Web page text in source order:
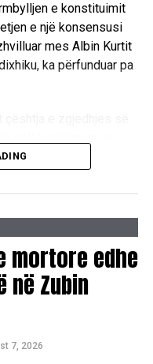
e konstituimit
e një konsensusi
mes Albin Kurtit
ka përfunduar pa
politike, duke
/E.A/
mortore edhe
Zubin
7, 2026